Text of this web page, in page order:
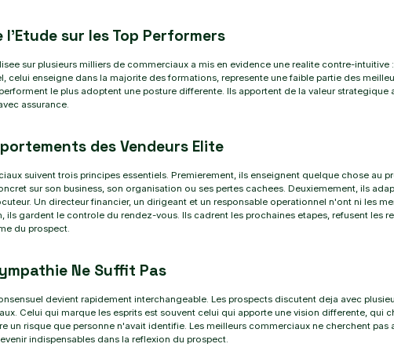
l'Etude sur les Top Performers
sur plusieurs milliers de commerciaux a mis en evidence une realite contre-intuitive
celui enseigne dans la majorite des formations, represente une faible partie des
le plus adoptent une posture differente. Ils apportent de la valeur strategique
assurance.
des Vendeurs Elite
suivent trois principes essentiels. Premierement, ils enseignent quelque chose au
sur son business, son organisation ou ses pertes cachees. Deuxiemement, ils
Un directeur financier, un dirigeant et un responsable operationnel n'ont ni les
ils gardent le controle du rendez-vous. Ils cadrent les prochaines etapes, refusent les
du prospect.
Ne Suffit Pas
devient rapidement interchangeable. Les prospects discutent deja avec
Celui qui marque les esprits est souvent celui qui apporte une vision differente, qui
un risque que personne n'avait identifie. Les meilleurs commerciaux ne cherchent pas
indispensables dans la reflexion du prospect.